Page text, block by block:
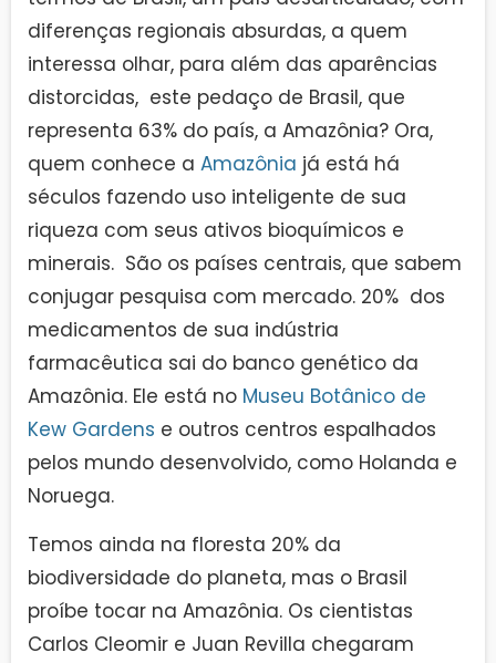
diferenças regionais absurdas, a quem
interessa olhar, para além das aparências
distorcidas, este pedaço de Brasil, que
representa 63% do país, a Amazônia? Ora,
quem conhece a Amazônia já está há
séculos fazendo uso inteligente de sua
riqueza com seus ativos bioquímicos e
minerais. São os países centrais, que sabem
conjugar pesquisa com mercado. 20% dos
medicamentos de sua indústria
farmacêutica sai do banco genético da
Amazônia. Ele está no Museu Botânico de
Kew Gardens e outros centros espalhados
pelos mundo desenvolvido, como Holanda e
Noruega.
Temos ainda na floresta 20% da
biodiversidade do planeta, mas o Brasil
proíbe tocar na Amazônia. Os cientistas
Carlos Cleomir e Juan Revilla chegaram